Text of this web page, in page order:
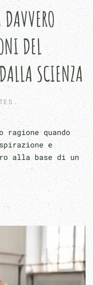
DEL
SCIENZA
.
ragione quando
e
alla base di un